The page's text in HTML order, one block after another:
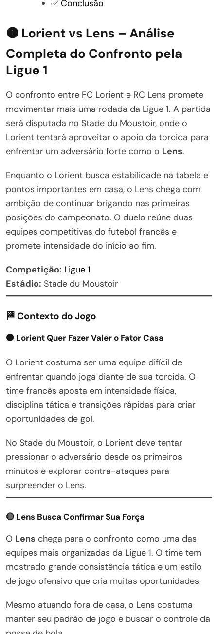
✅ Conclusão
🟠 Lorient vs Lens – Análise
Completa do Confronto pela
Ligue 1
O confronto entre FC Lorient e RC Lens promete
movimentar mais uma rodada da Ligue 1. A partida
será disputada no Stade du Moustoir, onde o
Lorient tentará aproveitar o apoio da torcida para
enfrentar um adversário forte como o Lens.
Enquanto o Lorient busca estabilidade na tabela e
pontos importantes em casa, o Lens chega com
ambição de continuar brigando nas primeiras
posições do campeonato. O duelo reúne duas
equipes competitivas do futebol francês e
promete intensidade do início ao fim.
Competição: Ligue 1
Estádio: Stade du Moustoir
🏁 Contexto do Jogo
🟠 Lorient Quer Fazer Valer o Fator Casa
O Lorient costuma ser uma equipe difícil de
enfrentar quando joga diante de sua torcida. O
time francês aposta em intensidade física,
disciplina tática e transições rápidas para criar
oportunidades de gol.
No Stade du Moustoir, o Lorient deve tentar
pressionar o adversário desde os primeiros
minutos e explorar contra-ataques para
surpreender o Lens.
🔴 Lens Busca Confirmar Sua Força
O Lens chega para o confronto como uma das
equipes mais organizadas da Ligue 1. O time tem
mostrado grande consistência tática e um estilo
de jogo ofensivo que cria muitas oportunidades.
Mesmo atuando fora de casa, o Lens costuma
manter seu padrão de jogo e buscar o controle da